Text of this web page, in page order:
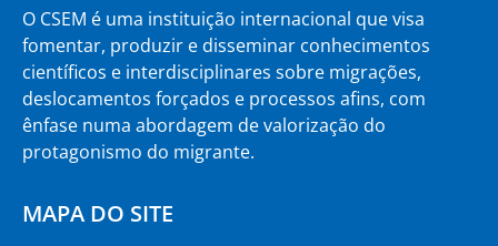
O CSEM é uma instituição internacional que visa
fomentar, produzir e disseminar conhecimentos
científicos e interdisciplinares sobre migrações,
deslocamentos forçados e processos afins, com
ênfase numa abordagem de valorização do
protagonismo do migrante.
MAPA DO SITE